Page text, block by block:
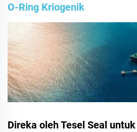
O-Ring Kriogenik
Direka oleh Tesel Seal